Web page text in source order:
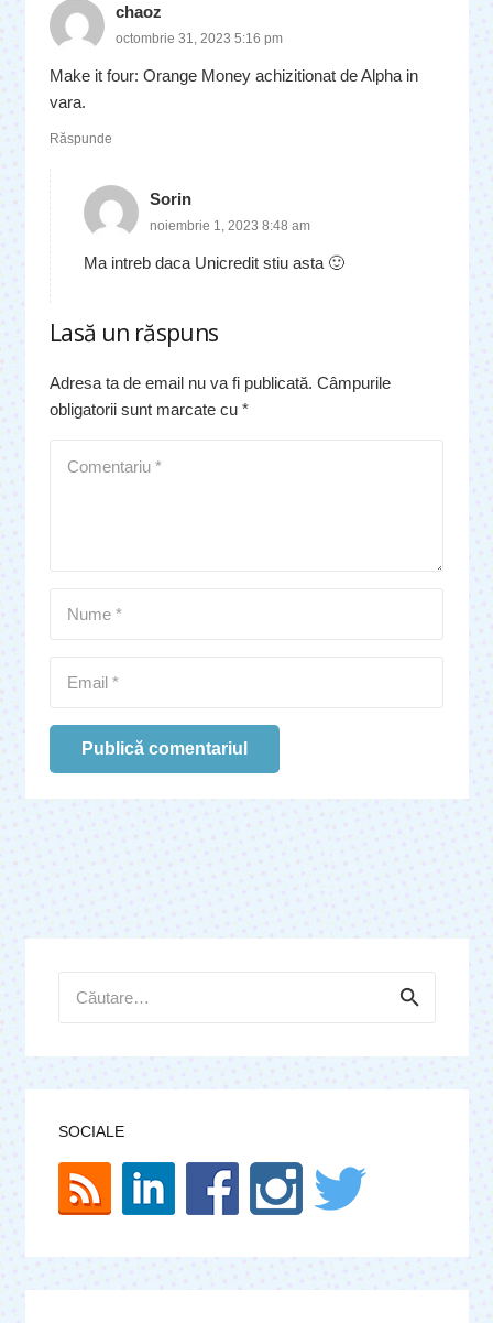
chaoz
octombrie 31, 2023 5:16 pm
Make it four: Orange Money achizitionat de Alpha in
vara.
Răspunde
Sorin
noiembrie 1, 2023 8:48 am
Ma intreb daca Unicredit stiu asta 🙂
Lasă un răspuns
Adresa ta de email nu va fi publicată. Câmpurile
obligatorii sunt marcate cu *
Publică comentariul
după:
SOCIALE